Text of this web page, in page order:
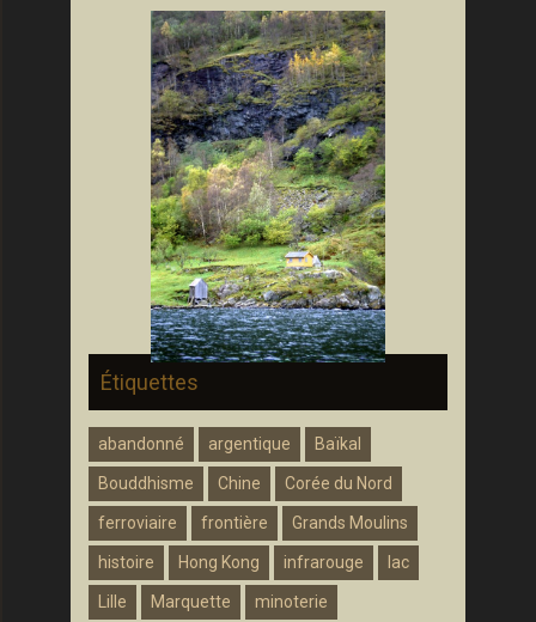
Étiquettes
abandonné argentique Baïkal
Bouddhisme Chine Corée du Nord
ferroviaire frontière Grands Moulins
histoire Hong Kong infrarouge lac
Lille Marquette minoterie